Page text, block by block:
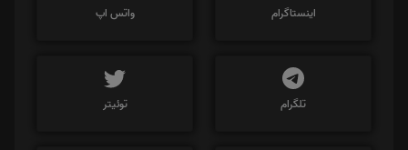
اینستاگرام واتس اپ
تلگرام توئیتر